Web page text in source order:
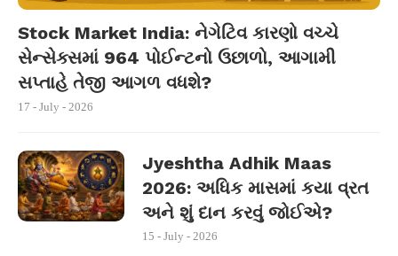
Stock Market India: નેગેટિવ કારણો વચ્ચે
સેન્સેક્સમાં 964 પોઈન્ટનો ઉછાળો, આગામી
સપ્તાહે તેજી આગળ વધશે?
17 - July - 2026
Jyeshtha Adhik Maas
2026: અધિક માસમાં કયા વ્રત
અને શું દાન કરવું જોઈએ?
15 - July - 2026